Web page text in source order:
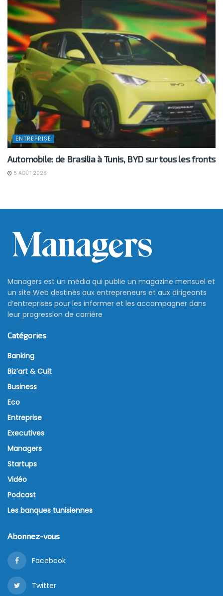
ENTREPRISE
Automobile: de Brasilia à Tunis, BYD sur tous les fronts
5 AOÛT 2026
Managers est un média qui publie un magazine mensuel et
un site Web destinés aux entrepreneurs et aux dirigeants
d’entreprises pour les informer et les accompagner dans
leur progression de carrière
Catégories
Banking
Biz’art & Cult
Business
Eco
Entreprise
Executives
Managers
Startups
Vidéo
Podcast
Les banques tunisiennes
Abonnez-vous
Facebook
Twitter